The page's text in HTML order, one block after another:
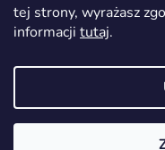
tej strony, wyrażasz
informacji tutaj.
Podając adres e-
handlowymi
ZALOGUJ SIĘ